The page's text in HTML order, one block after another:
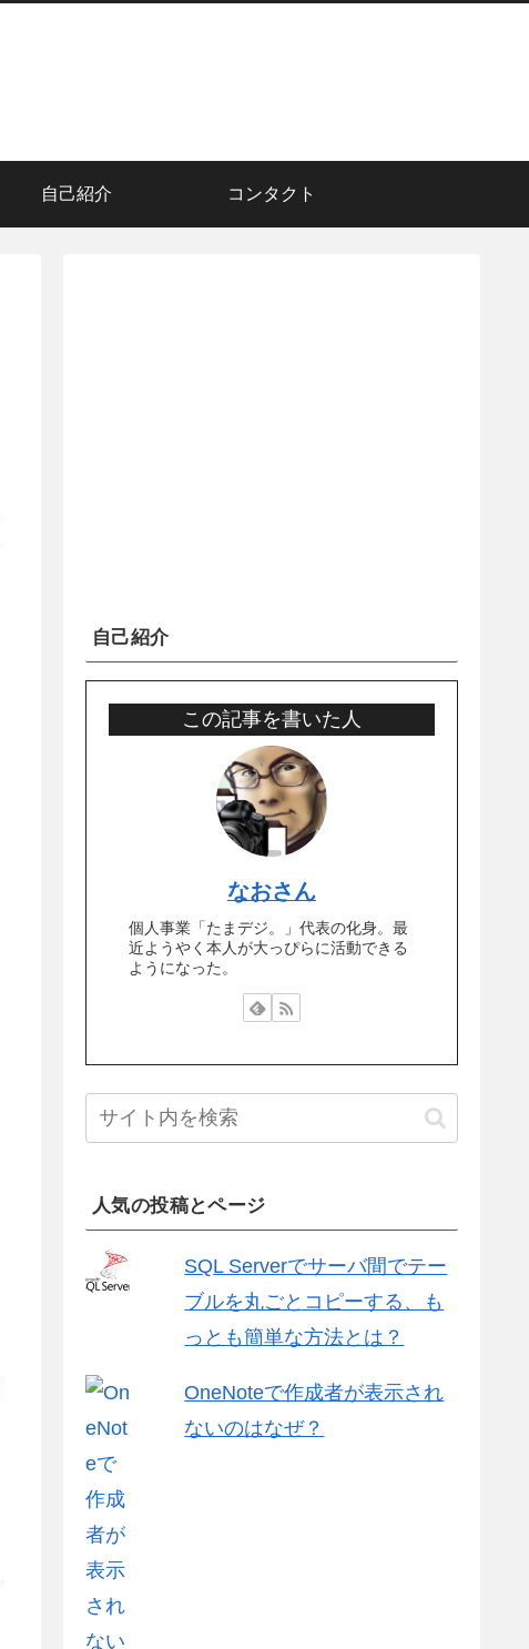
自己紹介 コンタクト
自己紹介
この記事を書いた人
なおさん
個人事業「たまデジ。」代表の化身。最
近ようやく本人が大っぴらに活動できる
ようになった。
人気の投稿とページ
SQL Serverでサーバ間でテー
ブルを丸ごとコピーする、も
っとも簡単な方法とは？
OneNoteで作成者が表示され
ないのはなぜ？